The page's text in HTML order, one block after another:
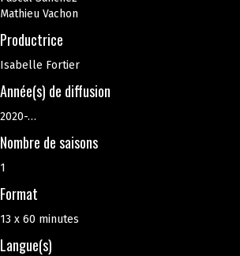
Mathieu Vachon
Productrice
Isabelle Fortier
Année(s) de diffusion
2020-…
Nombre de saisons
1
Format
13 x 60 minutes
Langue(s)